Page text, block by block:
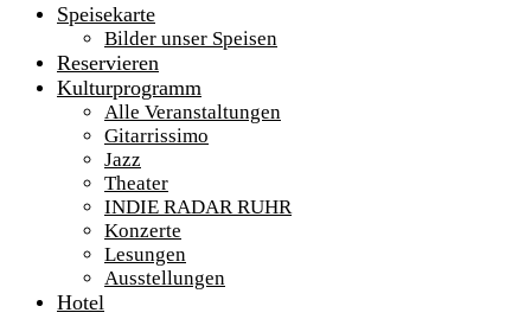
Speisekarte
Bilder unser Speisen
Reservieren
Kulturprogramm
Alle Veranstaltungen
Gitarrissimo
Jazz
Theater
INDIE RADAR RUHR
Konzerte
Lesungen
Ausstellungen
Hotel